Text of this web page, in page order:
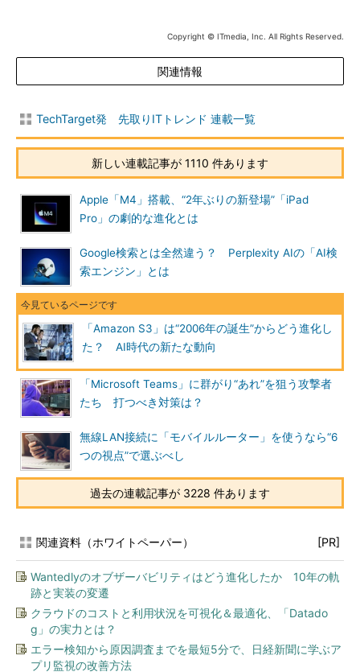
Copyright © ITmedia, Inc. All Rights Reserved.
関連情報
TechTarget発 先取りITトレンド 連載一覧
新しい連載記事が 1110 件あります
Apple「M4」搭載、“2年ぶりの新登場”「iPad
Pro」の劇的な進化とは
Google検索とは全然違う？ Perplexity AIの「AI検
索エンジン」とは
「Amazon S3」は“2006年の誕生”からどう進化し
た？ AI時代の新たな動向
「Microsoft Teams」に群がり“あれ”を狙う攻撃者
たち 打つべき対策は？
無線LAN接続に「モバイルルーター」を使うなら“6
つの視点”で選ぶべし
過去の連載記事が 3228 件あります
関連資料（ホワイトペーパー） [PR]
Wantedlyのオブザーバビリティはどう進化したか 10年の軌
跡と実装の変遷
クラウドのコストと利用状況を可視化＆最適化、「Datado
g」の実力とは？
エラー検知から原因調査までを最短5分で、日経新聞に学ぶア
プリ監視の改善方法